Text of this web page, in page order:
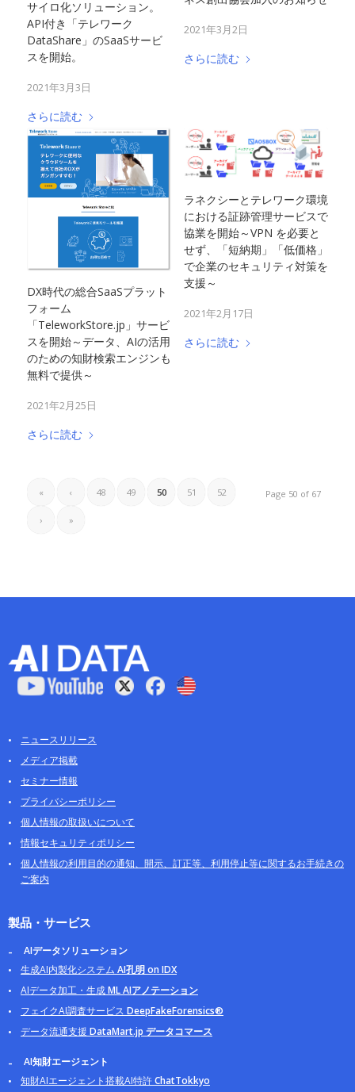
サイロ化ソリューション。
API付き「テレワーク
DataShare」のSaaSサービ
スを開始。
2021年3月3日
さらに読む
2021年3月2日
さらに読む
DX時代の総合SaaSプラット
フォーム
「TeleworkStore.jp」サービ
スを開始～データ、AIの活用
のための知財検索エンジンも
無料で提供～
2021年2月25日
さらに読む
ラネクシーとテレワーク環境
における証跡管理サービスで
協業を開始～VPN を必要と
せず、「短納期」「低価格」
で企業のセキュリティ対策を
支援～
2021年2月17日
さらに読む
Page 50 of 67
« ‹ 48 49 50 51 52
› »
ニュースリリース
メディア掲載
セミナー情報
プライバシーポリシー
個人情報の取扱いについて
情報セキュリティポリシー
個人情報の利用目的の通知、開示、訂正等、利用停止等に関するお手続きの
ご案内
製品・サービス
AIデータソリューション
生成AI内製化システム AI孔明 on IDX
AIデータ加工・生成ML AIアノテーション
フェイクAI調査サービス DeepFakeForensics®
データ流通支援 DataMart.jp データコマース
AI知財エージェント
知財AIエージェント搭載AI特許ChatTokkyo